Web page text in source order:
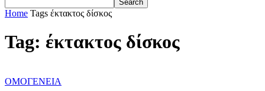
Home Tags έκτακτος δίσκος
Tag: έκτακτος δίσκος
ΟΜΟΓΕΝΕΙΑ